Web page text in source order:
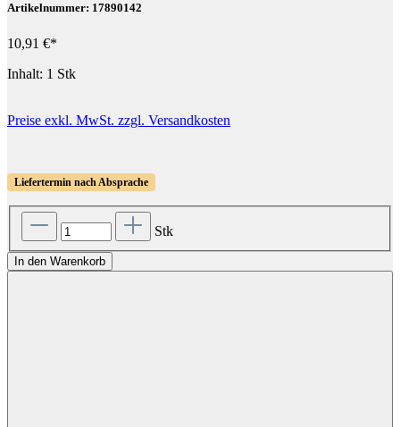
Artikelnummer: 17890142
10,91 €*
Inhalt: 1 Stk
Preise exkl. MwSt. zzgl. Versandkosten
Liefertermin nach Absprache
Stk
In den Warenkorb